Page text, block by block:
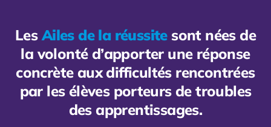
LesAiles de la réussitesont nées de
la volonté d’apporter une réponse
concrète aux difficultés rencontrées
par les élèves porteurs de troubles
des apprentissages.